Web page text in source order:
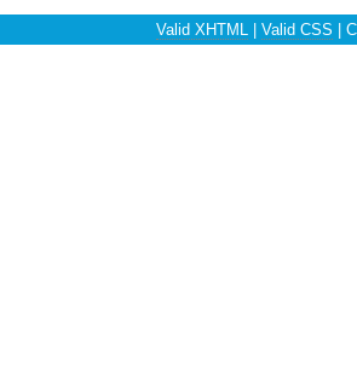
Valid XHTML| Valid CSS |